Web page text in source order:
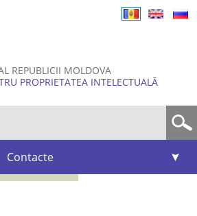
REPUBLICII MOLDOVA
PROPRIETATEA INTELECTUALĂ
Contacte